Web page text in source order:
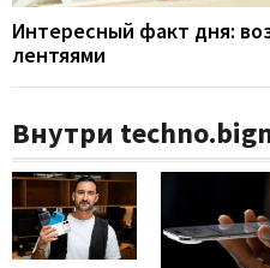
Интересный факт дня:
лентяями
Внутри